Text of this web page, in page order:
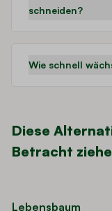
schneiden?
Wie schnell
Diese
Betracht
Lebensbaum